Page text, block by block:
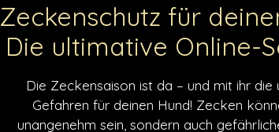
Zeckenschutz für
Die ultimative Online-
Die Zeckensaison ist da – und mit ihr die
Gefahren für deinen Hund! Zecken
unangenehm sein, sondern auch